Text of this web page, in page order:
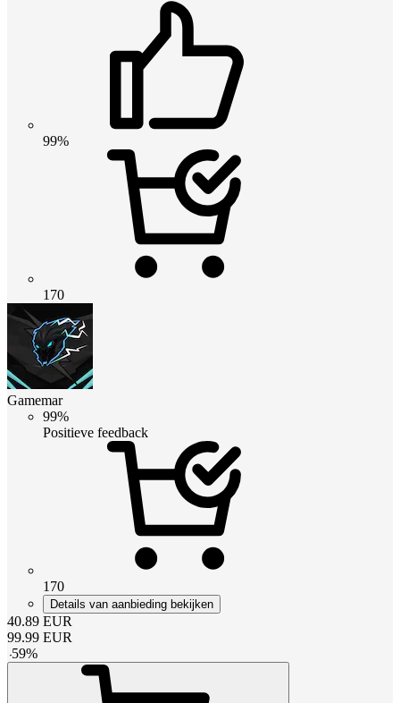
99%
170
Gamemar
99%
Positieve feedback
170
Details van aanbieding bekijken
40.89 EUR
99.99 EUR
-59%